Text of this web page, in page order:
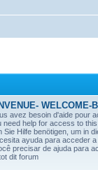
WELCOME-
avez besoin d'aide pour
need help for access to
Sie Hilfe benötigen, um in
ayuda para acceder
precisar de ajuda para
dit forum